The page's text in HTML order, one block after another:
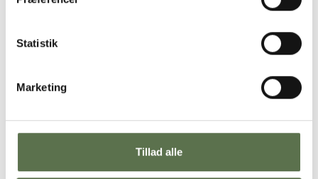
Statistik
Marketing
Tillad alle
Roti – indisk inspireret pandebrød med
hummus